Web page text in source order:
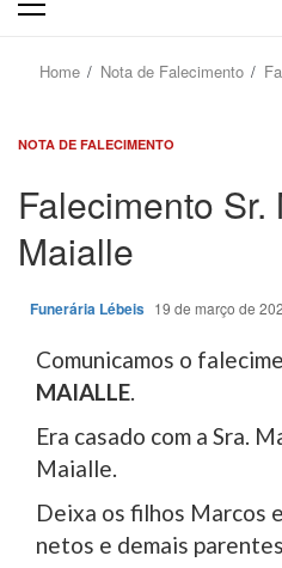
Primary
Home Nota de Falecimento
NOTA DE FALECIMENTO
Falecimento Sr.
Maialle
Funerária Lébeis 19 de março de
Comunicamos o
MAIALLE.
Era casado com a Sra.
Maialle.
Deixa os filhos Marcos
netos e demais